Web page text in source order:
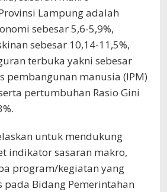
Lampung adalah
sebesar 5,6-5,9%,
sebesar 10,14-11,5%,
terbuka yakni sebesar
pembangunan manusia (IPM)
pertumbuhan Rasio Gini
untuk mendukung
indikator sasaran makro,
program/kegiatan yang
Bidang Pemerintahan